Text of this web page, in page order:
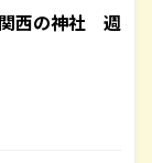
西の神社 週